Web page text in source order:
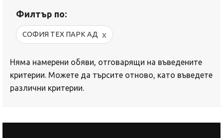
Филтър по:
СОФИЯ ТЕХ ПАРК АД x
Няма намерени обяви, отговарящи на въведените
критерии. Можете да търсите отново, като въведете
различни критерии.